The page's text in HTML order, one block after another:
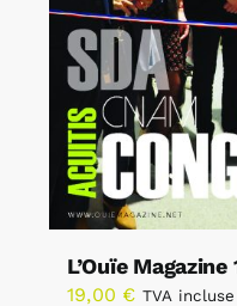
L’Ouïe Magazine
19,00 € TVA incluse